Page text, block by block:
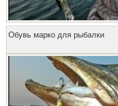
Обувь марко для рыбалки